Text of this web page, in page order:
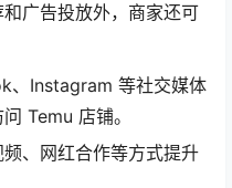
广告投放外，商家还可
、Instagram 等社交媒体
Temu 店铺。
、网红合作等方式提升